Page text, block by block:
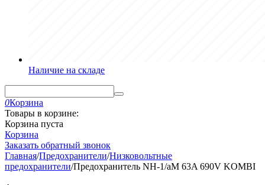
Наличие на складе
0Корзина
Товары в корзине:
Корзина пуста
Корзина
Заказать обратный звонок
Главная/Предохранители/Низковольтные
предохранители/Предохранитель NH-1/aM 63A 690V KOMBI